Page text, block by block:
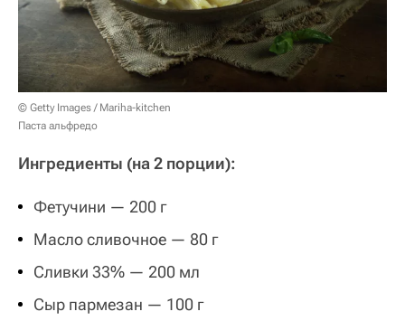
© Getty Images / Mariha-kitchen
Паста альфредо
Ингредиенты (на 2 порции):
Фетучини — 200 г
Масло сливочное — 80 г
Сливки 33% — 200 мл
Сыр пармезан — 100 г